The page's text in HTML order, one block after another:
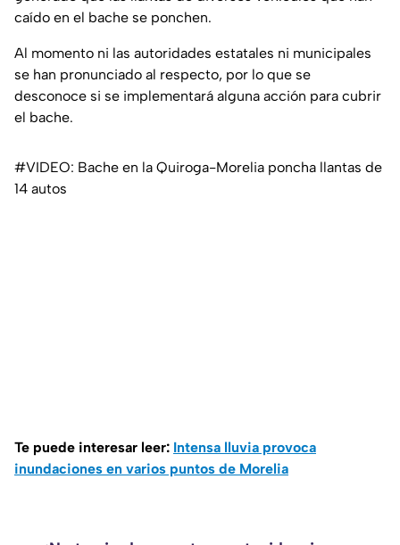
caído en el bache se ponchen.
Al momento ni las autoridades estatales ni municipales
se han pronunciado al respecto, por lo que se
desconoce si se implementará alguna acción para cubrir
el bache.
#VIDEO: Bache en la Quiroga-Morelia poncha llantas de
14 autos
Te puede interesar leer: Intensa lluvia provoca
inundaciones en varios puntos de Morelia